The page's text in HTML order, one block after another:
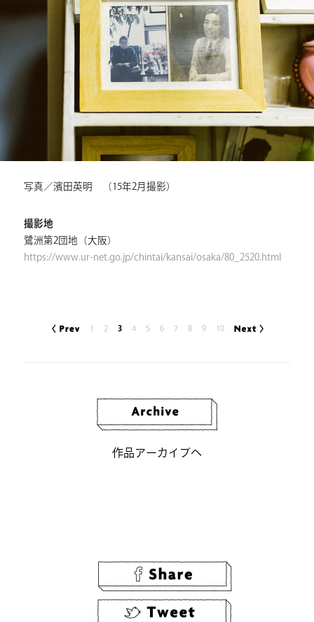
写真／濱田英明 （15年2月撮影）
撮影地
鷺洲第2団地（大阪）
https://www.ur-net.go.jp/chintai/kansai/osaka/80_2520.html
1 2 3 4 5 6 7 8 9 10
作品アーカイブへ